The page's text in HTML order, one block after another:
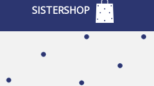
SISTERSHOP